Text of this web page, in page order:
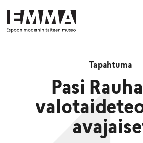
Tapahtuma
Pasi